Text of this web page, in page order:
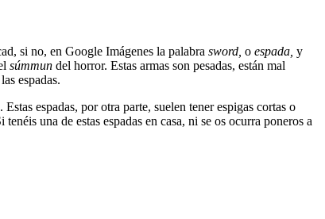
si no, en Google Imágenes la palabra sword, o espada, y
súmmun del horror. Estas armas son pesadas, están mal
espadas.
espadas, por otra parte, suelen tener espigas cortas o
una de estas espadas en casa, ni se os ocurra poneros a